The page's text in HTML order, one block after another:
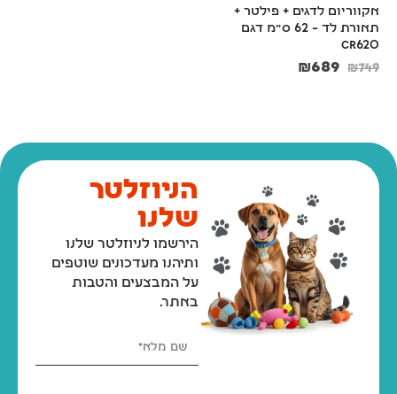
אקווריום לדגים + פילטר +
תאורת לד – 62 ס"מ דגם
CR620
₪749
₪689
הניוזלטר
שלנו
הירשמו לניוזלטר שלנו
ותיהנו מעדכונים שוטפים
על המבצעים והטבות
באתר.